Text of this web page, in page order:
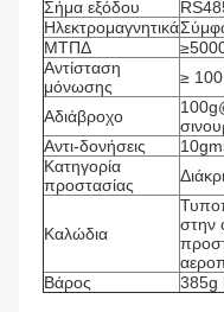
Σήμα εξόδου
Ηλεκτρομαγνητικά
ΜΤΠΔ
Αντίσταση
μόνωσης
≥
Αδιάβροχο
Αντι-δονήσεις
Κατηγορία
προστασίας
Καλώδια
στην
Βάρος
385g